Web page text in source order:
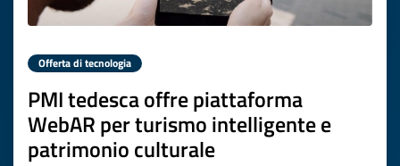
Offerta di tecnologia
PMI tedesca offre piattaforma
WebAR per turismo intelligente e
patrimonio culturale